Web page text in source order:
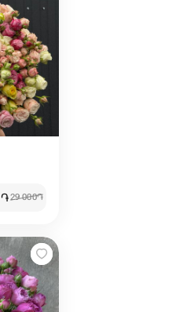
֏29 000֏